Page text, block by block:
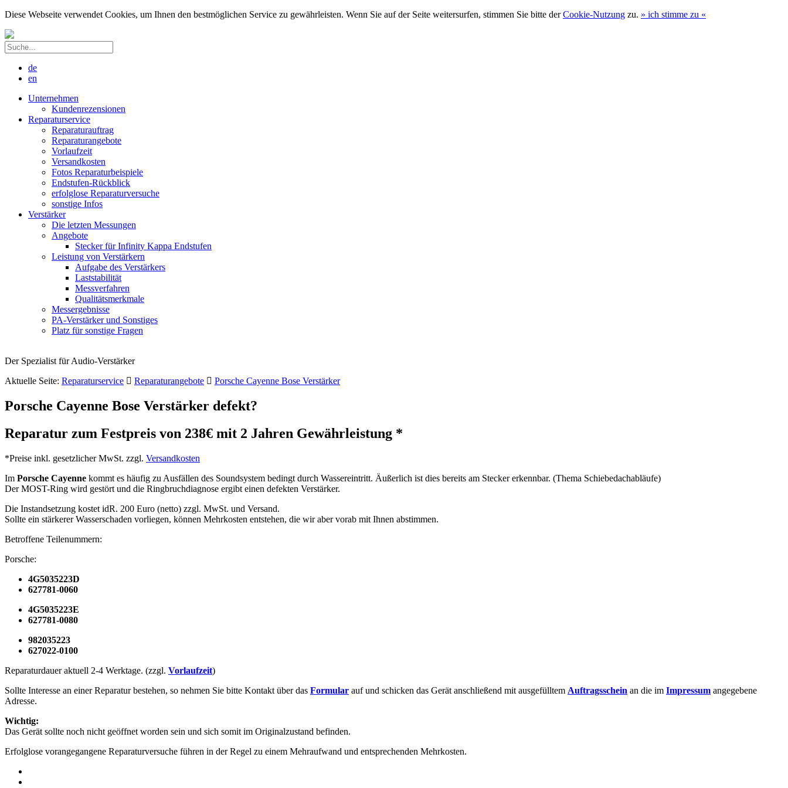
Diese Webseite verwendet Cookies, um Ihnen den bestmöglichen Service zu gewährleisten. Wenn Sie auf der Seite weitersurfen, stimmen Sie bitte derCookie-Nutzung zu. » ich stimme zu «
de
en
Unternehmen
Kundenrezensionen
Reparaturservice
Reparaturauftrag
Reparaturangebote
Vorlaufzeit
Versandkosten
Fotos Reparaturbeispiele
Endstufen-Rückblick
erfolglose Reparaturversuche
sonstige Infos
Verstärker
Die letzten Messungen
Angebote
Stecker für Infinity Kappa Endstufen
Leistung von Verstärkern
Aufgabe des Verstärkers
Laststabilität
Messverfahren
Qualitätsmerkmale
Messergebnisse
PA-Verstärker und Sonstiges
Platz für sonstige Fragen
Der Spezialist für Audio-Verstärker
Aktuelle Seite: Reparaturservice Reparaturangebote Porsche Cayenne Bose Verstärker
Porsche Cayenne Bose Verstärker defekt?
Reparatur zum Festpreis von 238€ mit 2 Jahren Gewährleistung *
*Preise inkl. gesetzlicher MwSt. zzgl. Versandkosten
Im Porsche Cayenne kommt es häufig zu Ausfällen des Soundsystem bedingt durch Wassereintritt. Äußerlich ist dies bereits am Stecker erkennbar. (Thema Schiebedachabläufe)
Der MOST-Ring wird gestört und die Ringbruchdiagnose ergibt einen defekten Verstärker.
Die Instandsetzung kostet idR. 200 Euro (netto) zzgl. MwSt. und Versand.
Sollte ein stärkerer Wasserschaden vorliegen, können Mehrkosten entstehen, die wir aber vorab mit Ihnen abstimmen.
Betroffene Teilenummern:
Porsche:
4G5035223D
627781-0060
4G5035223E
627781-0080
982035223
627022-0100
Reparaturdauer aktuell 2-4 Werktage. (zzgl. Vorlaufzeit)
Sollte Interesse an einer Reparatur bestehen, so nehmen Sie bitte Kontakt über das Formular auf und schicken das Gerät anschließend mit ausgefülltem Auftragsschein an die im Impressum angegebene
Adresse.
Wichtig:
Das Gerät sollte noch nicht geöffnet worden sein und sich somit im Originalzustand befinden.
Erfolglose vorangegangene Reparaturversuche führen in der Regel zu einem Mehraufwand und entsprechenden Mehrkosten.